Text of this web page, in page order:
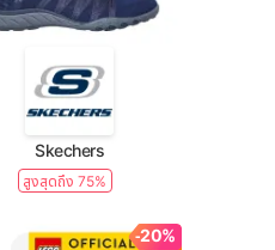
Skechers
สูงสุดถึง 75%
-20%